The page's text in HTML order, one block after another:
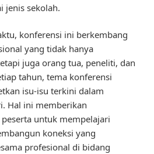
jenis sekolah.
konferensi ini berkembang
yang tidak hanya
juga orang tua, peneliti, dan
tahun, tema konferensi
isu-isu terkini dalam
Hal ini memberikan
untuk mempelajari
koneksi yang
profesional di bidang